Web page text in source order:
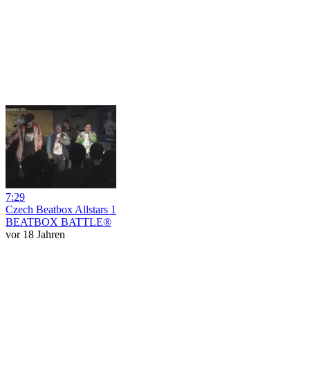
7:29
Czech Beatbox Allstars 1
BEATBOX BATTLE®
vor 18 Jahren